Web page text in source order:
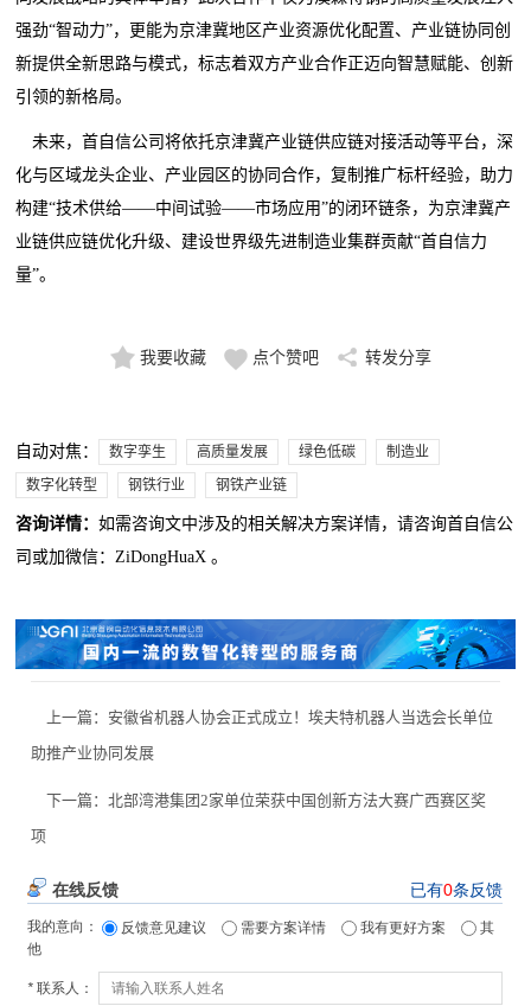
强劲“智动力”，更能为京津冀地区产业资源优化配置、产业链协同创
新提供全新思路与模式，标志着双方产业合作正迈向智慧赋能、创新
引领的新格局。
未来，首自信公司将依托京津冀产业链供应链对接活动等平台，深
化与区域龙头企业、产业园区的协同合作，复制推广标杆经验，助力
构建“技术供给——中间试验——市场应用”的闭环链条，为京津冀产
业链供应链优化升级、建设世界级先进制造业集群贡献“首自信力
量”。
我要收藏 点个赞吧 转发分享
自动对焦： 数字孪生 高质量发展 绿色低碳
制造业
数字化转型
钢铁行业 钢铁产业链
咨询详情：如需咨询文中涉及的相关解决方案详情，请咨询首自信公
司或加微信：ZiDongHuaX 。
上一篇： 安徽省机器人协会正式成立！埃夫特机器人当选会长单位
助推产业协同发展
下一篇：北部湾港集团2家单位荣获中国创新方法大赛广西赛区奖
项